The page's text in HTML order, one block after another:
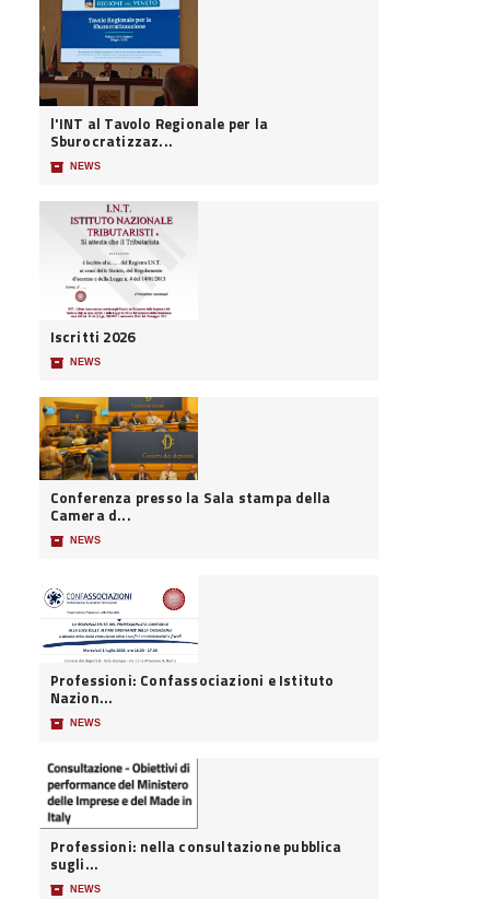
l'INT al Tavolo Regionale per la
Sburocratizzaz...
📦 NEWS
Iscritti 2026
📦 NEWS
Conferenza presso la Sala stampa della
Camera d...
📦 NEWS
Professioni: Confassociazioni e Istituto
Nazion...
📦 NEWS
Professioni: nella consultazione pubblica
sugli...
📦 NEWS